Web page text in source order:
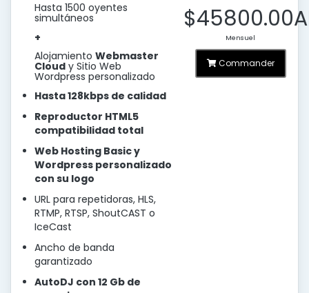
Hasta 1500 oyentes
simultáneos
+
Alojamiento Webmaster
Cloud y Sitio Web
Wordpress personalizado
Hasta 128kbps de calidad
Reproductor HTML5
compatibilidad total
Web Hosting Basic y
Wordpress personalizado
con su logo
URL para repetidoras, HLS,
RTMP, RTSP, ShoutCAST o
IceCast
Ancho de banda
garantizado
AutoDJ con 12 Gb de
Mensuel
Commander